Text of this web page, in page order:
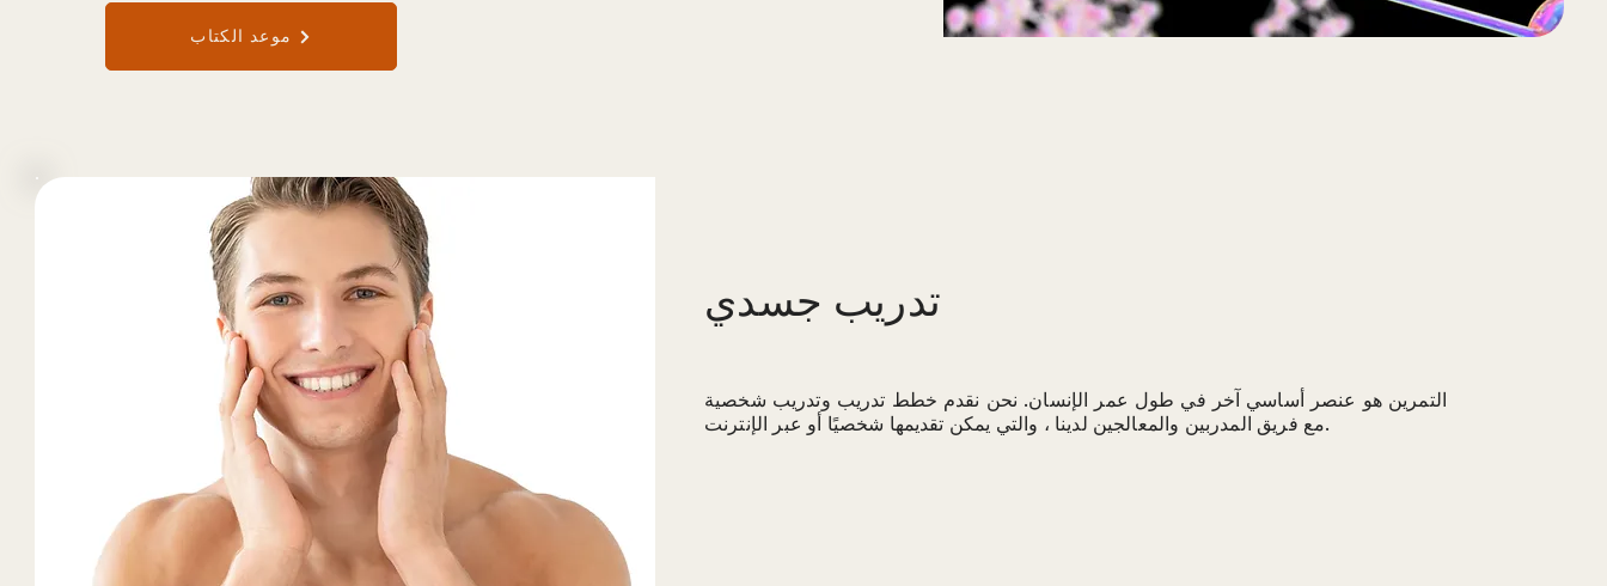
موعد الكتاب
تدريب جسدي
التمرين هو عنصر أساسي آخر في طول عمر الإنسان. نحن نقدم خطط تدريب وتدريب شخصية
مع فريق المدربين والمعالجين لدينا ، والتي يمكن تقديمها شخصيًا أو عبر الإنترنت.